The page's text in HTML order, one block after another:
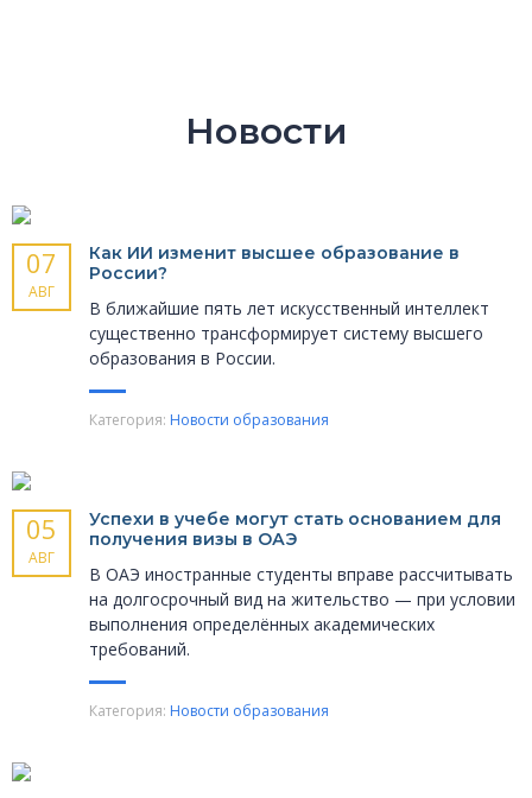
Новости
07
АВГ
Как ИИ изменит высшее образование в
России?
В ближайшие пять лет искусственный интеллект
существенно трансформирует систему высшего
образования в России.
Категория: Новости образования
05
АВГ
Успехи в учебе могут стать основанием для
получения визы в ОАЭ
В ОАЭ иностранные студенты вправе рассчитывать
на долгосрочный вид на жительство — при условии
выполнения определённых академических
требований.
Категория: Новости образования